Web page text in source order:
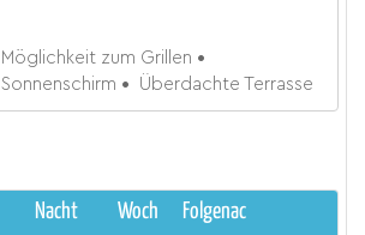
Möglichkeit zum Grillen
Sonnenschirm Überdachte Terrasse
Nacht
Woch
Folgenac